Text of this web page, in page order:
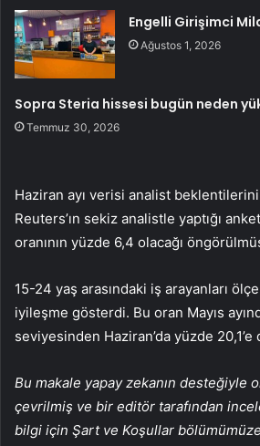
Engelli Girişimci
Ağustos 1, 2026
Sopra Steria hissesi bugün neden
Temmuz 30, 2026
Haziran ayı verisi analist
Reuters’ın sekiz analistle yaptığı
oranının yüzde 6,4 olacağı
15-24 yaş arasındaki iş arayanları
iyileşme gösterdi. Bu oran Mayıs
seviyesinden Haziran’da yüzde 20,1’e
Bu makale yapay zekanın desteğiyle
çevrilmiş ve bir editör tarafından
bilgi için Şart ve Koşullar bölümümüze